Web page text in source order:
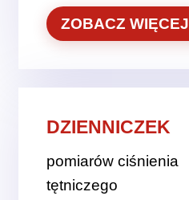
ZOBACZ WIĘCEJ
DZIENNICZEK
pomiarów ciśnienia
tętniczego